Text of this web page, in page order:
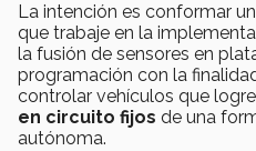
La intención es conformar un
que trabaje en la
la fusión de sensores en
programación con la
controlar vehículos que
en circuito fijos de una
autónoma.